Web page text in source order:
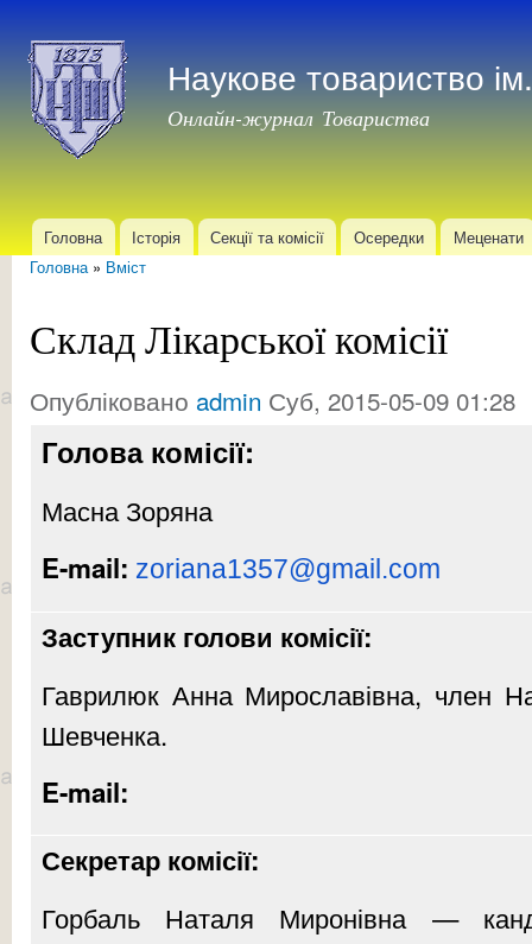
Наукове товариство
Онлайн-журнал Товариства
Головне меню
Головна Історія Секції та комісії Осередки Меценати
Головна» Вміст
Склад Лікарської комісії
Опубліковано admin Суб, 2015-05-09 01:28
Голова комісії:
Масна Зоряна
E-mail: zoriana1357@gmail.com
Заступник голови комісії:
Гаврилюк Анна Мирославівна, член
Шевченка.
E-mail:
Секретар комісії:
Горбаль Наталя Миронівна —